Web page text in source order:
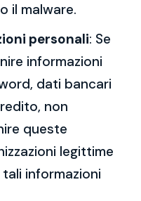
il malware.
personali: Se
informazioni
dati bancari
non
queste
legittime
informazioni